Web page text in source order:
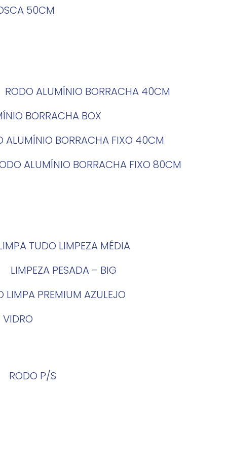
50CM
RODO ALUMÍNIO BORRACHA 40CM
BORRACHA BOX
ALUMÍNIO BORRACHA FIXO 40CM
ALUMÍNIO BORRACHA FIXO 80CM
LIMPA TUDO LIMPEZA MÉDIA
LIMPEZA PESADA – BIG
LIMPA PREMIUM AZULEJO
VIDRO
RODO P/S